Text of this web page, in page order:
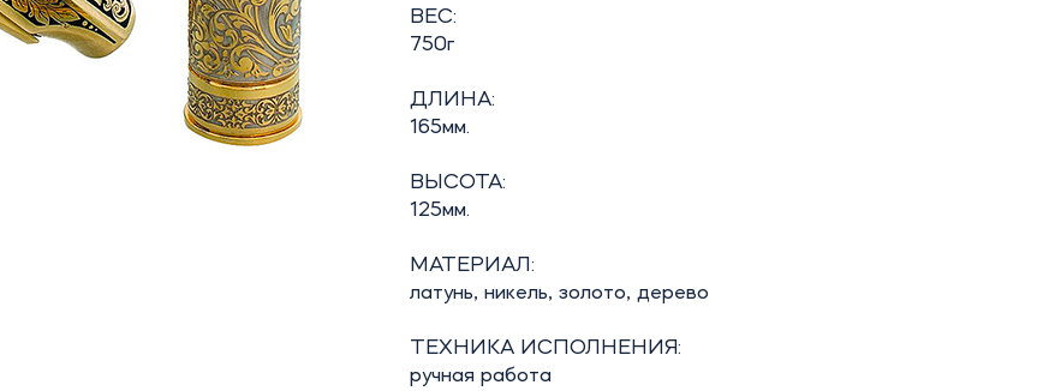
ВЕС:
750г
ДЛИНА:
165мм.
ВЫСОТА:
125мм.
МАТЕРИАЛ:
латунь, никель, золото, дерево
ТЕХНИКА ИСПОЛНЕНИЯ:
ручная работа